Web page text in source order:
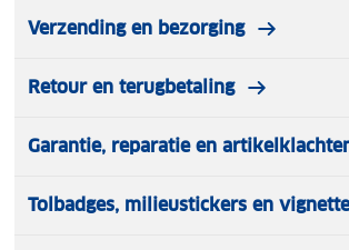
Verzending en bezorging
Retour en terugbetaling
Garantie, reparatie en
Tolbadges, milieustickers en